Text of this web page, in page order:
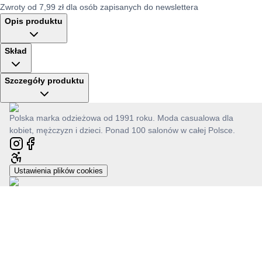
Zwroty od 7,99 zł dla osób zapisanych do newslettera
Opis produktu
Skład
Szczegóły produktu
Polska marka odzieżowa od 1991 roku. Moda casualowa dla
kobiet, mężczyzn i dzieci. Ponad 100 salonów w całej Polsce.
Ustawienia plików cookies